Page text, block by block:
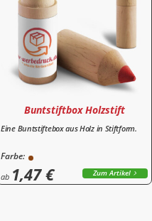
Buntstiftbox Holzstift
Eine Buntstiftebox aus Holz in Stiftform.
Farbe:
ab 1,47 € Zum Artikel